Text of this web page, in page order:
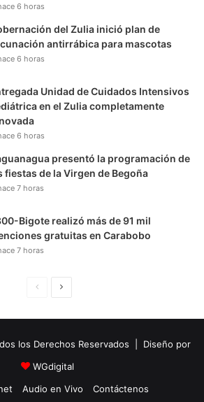
6 horas
del Zulia inició plan de
antirrábica para mascotas
6 horas
Unidad de Cuidados Intensivos
en el Zulia completamente
6 horas
presentó la programación de
fiestas de la Virgen de Begoña
7 horas
Bigote realizó más de 91 mil
gratuitas en Carabobo
7 horas
i
n
a
u
i
e
los Derechos Reservados | Diseño por
WGdigital
Audio en Vivo Contáctenos